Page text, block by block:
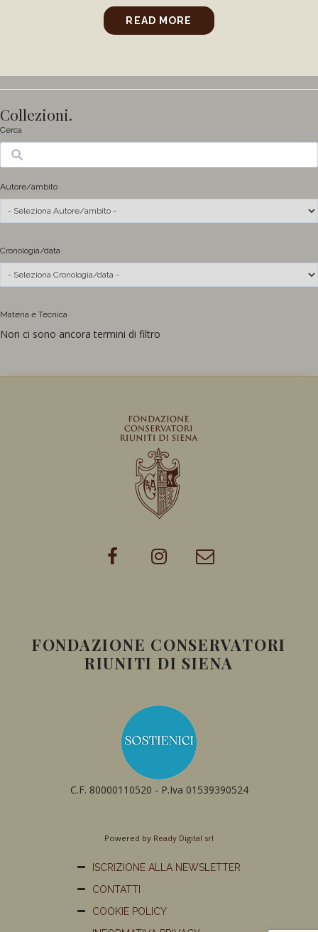
READ MORE
Collezioni.
Cerca
Ricerca
Autore/ambito
Cronologia/data
Materia e Tecnica
Non ci sono ancora termini di filtro
FONDAZIONE CONSERVATORI
RIUNITI DI SIENA
C.F. 80000110520 - P.Iva 01539390524
Powered by Ready Digital srl
ISCRIZIONE ALLA NEWSLETTER
CONTATTI
COOKIE POLICY